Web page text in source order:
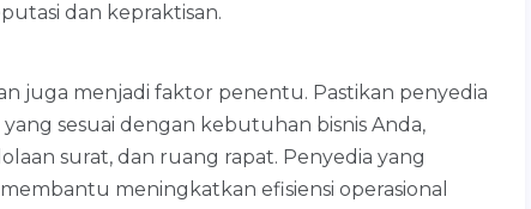
dan kepraktisan.
juga menjadi faktor penentu. Pastikan penyedia
sesuai dengan kebutuhan bisnis Anda,
surat, dan ruang rapat. Penyedia yang
meningkatkan efisiensi operasional